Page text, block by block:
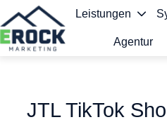
Leistungen
Agentur
JTL TikTok